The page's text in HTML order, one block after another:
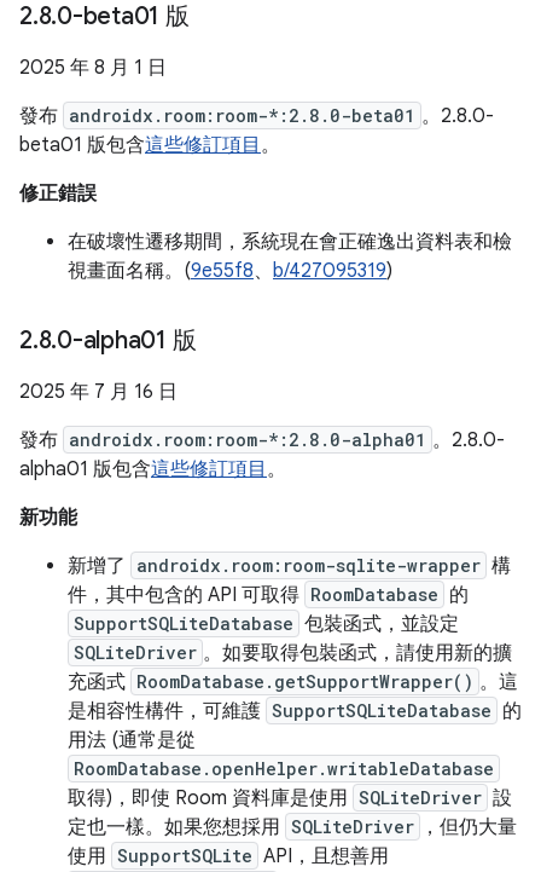
2.8.0-beta01 版
2025 年 8 月 1 日
發布 androidx.room:room-*:2.8.0-beta01 。2.8.0-
beta01 版包含這些修訂項目 。
修正錯誤
在破壞性遷移期間，系統現在會正確逸出資料表和檢
視畫面名稱。(9e55f8、 b/427095319)
2.8.0-alpha01 版
2025 年 7 月 16 日
發布 androidx.room:room-*:2.8.0-alpha01 。2.8.0-
alpha01 版包含這些修訂項目 。
新功能
新增了
androidx.room:room-sqlite-wrapper 構
件，其中包含的 API 可取得 RoomDatabase 的
SupportSQLiteDatabase 包裝函式，並設定
SQLiteDriver 。如要取得包裝函式，請使用新的擴
充函式 RoomDatabase.getSupportWrapper() 。這
是相容性構件，可維護 SupportSQLiteDatabase 的
用法 (通常是從
RoomDatabase.openHelper.writableDatabase
取得)，即使 Room 資料庫是使用 SQLiteDriver 設
定也一樣。如果您想採用 SQLiteDriver
，但仍大量
使用 SupportSQLite API，且想善用